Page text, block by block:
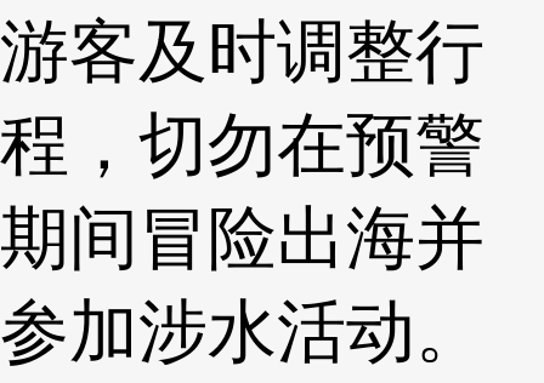
游客及时调整行
程，切勿在预警
期间冒险出海并
参加涉水活动。